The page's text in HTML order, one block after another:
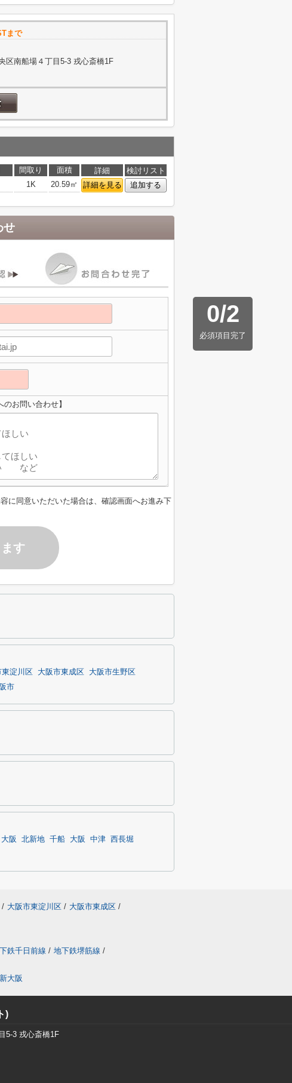
まで
区南船場４丁目5-3 戎心斎橋1F
間取り 面積 詳細
検討リスト
1K 20.59㎡ 詳細を見る 追加する
せ
0/2
必須項目完了
のお問い合わせ】
に同意いただいた場合は、確認画面へお進み下
す
淀川区 大阪市東成区
大阪市生野区
市
大阪 北新地 千船 大阪 中津
西長堀
/ 大阪市東淀川区 / 大阪市東成区 /
鉄千日前線 / 地下鉄堺筋線 /
新大阪
)
5-3 戎心斎橋1F